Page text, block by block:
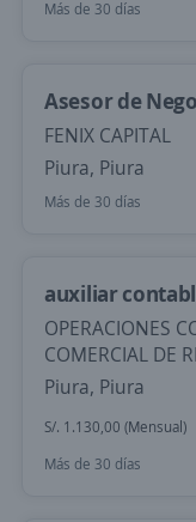
Más de 30 días
Asesor de
FENIX CAPITAL
Piura, Piura
Más de 30 días
auxiliar
OPERACIONES
COMERCIAL DE
Piura, Piura
S/. 1.130,00 (Mensual)
Más de 30 días